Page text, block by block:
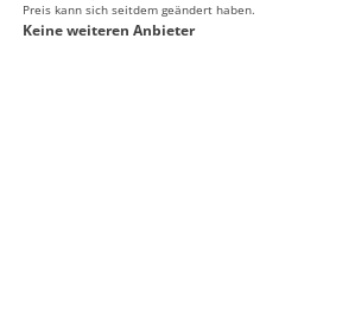
Preis kann sich seitdem geändert haben.
Keine weiteren Anbieter